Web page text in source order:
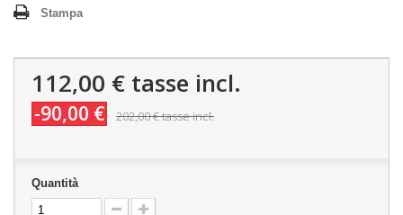
Stampa
112,00 € tasse incl.
-90,00 € 202,00 €tasse incl.
Quantità